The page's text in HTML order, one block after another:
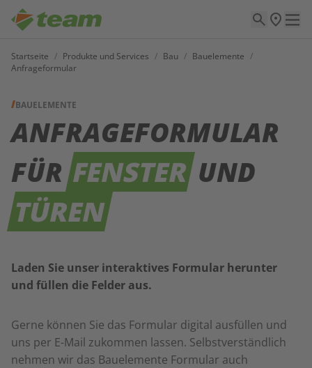
Startseite / Produkte und Services / Bau / Bauelemente /
Anfrageformular
BAUELEMENTE
ANFRAGEFORMULAR
FÜRFENSTERUND
TÜREN
Laden Sie unser interaktives Formular herunter
und füllen die Felder aus.
Gerne können Sie das Formular digital ausfüllen und
uns per E-Mail zukommen lassen. Selbstverständlich
nehmen wir das Bauelemente Formular auch